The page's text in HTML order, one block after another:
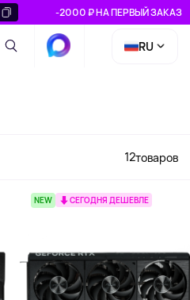
-2000 ₽ НА ПЕРВЫЙ ЗАКАЗ
RU
12товаров
NEW СЕГОДНЯ ДЕШЕВЛЕ